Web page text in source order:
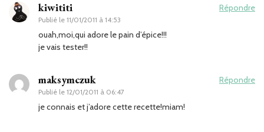
kiwititi
Publié le 11/01/2011 à 14:53
Répondre
ouah,moi,qui adore le pain d’épice!!!
je vais tester!!
maksymczuk
Publié le 12/01/2011 à 06:47
Répondre
je connais et j’adore cette recette!miam!